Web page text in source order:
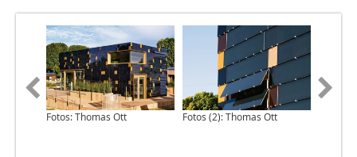
Fotos: Thomas Ott Fotos (2): Thomas Ott